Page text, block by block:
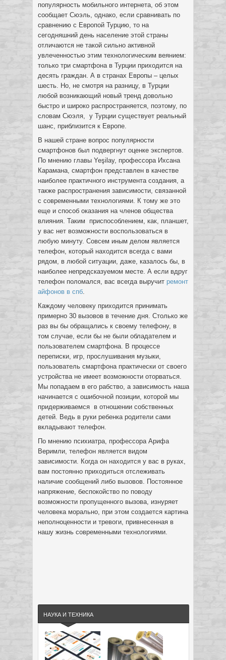
популярность мобильного интернета, об этом
сообщает Сюэль, однако, если сравнивать по
сравнению с Европой Турцию, то на
сегодняшний день население этой страны
отличаются не такой сильно активной
увлеченностью этим технологическим веянием:
только три смартфона в Турции приходится на
десять граждан. А в странах Европы – целых
шесть. Но, не смотря на разницу, в Турции
любой возникающий новый тренд довольно
быстро и широко распространяется, поэтому, по
словам Сюэля, у Турции существует реальный
шанс, приблизится к Европе.
В нашей стране вопрос популярности
смартфонов был подвергнут оценке экспертов.
По мнению главы Yeşilay, профессора Ихсана
Карамана, смартфон представлен в качестве
наиболее практичного инструмента создания, а
также распространения зависимости, связанной
с современными технологиями. К тому же это
еще и способ оказания на членов общества
влияния. Таким приспособлением, как, планшет,
у вас нет возможности воспользоваться в
любую минуту. Совсем иным делом является
телефон, который находится всегда с вами
рядом, в любой ситуации, даже, казалось бы, в
наиболее непредсказуемом месте. А если вдруг
телефон поломался, вас всегда выручит ремонт
айфонов в спб.
Каждому человеку приходится принимать
примерно 30 вызовов в течение дня. Столько же
раз вы бы обращались к своему телефону, в
том случае, если бы не были обладателем и
пользователем смартфона. В процессе
переписки, игр, прослушивания музыки,
пользователь смартфона практически от своего
устройства не имеет возможности оторваться.
Мы попадаем в его рабство, а зависимость наша
начинается с ошибочной позиции, которой мы
придерживаемся в отношении собственных
детей. Ведь в руки ребенка родители сами
вкладывают телефон.
По мнению психиатра, профессора Арифа
Веримли, телефон является видом
зависимости. Когда он находится у вас в руках,
вам постоянно приходиться отслеживать
наличие сообщений либо вызовов. Постоянное
напряжение, беспокойство по поводу
возможности пропущенного вызова, изнуряет
человека морально, при этом создается картина
неполноценности и тревоги, привнесенная в
нашу жизнь современными технологиями.
НАУКА И ТЕХНИКА